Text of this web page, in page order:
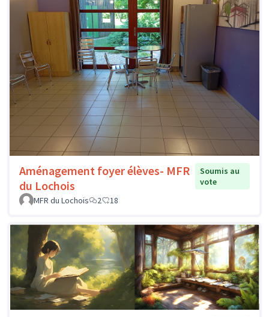
Aménagement foyer élèves- MFR
du Lochois
Soumis au
vote
MFR du Lochois
2 18